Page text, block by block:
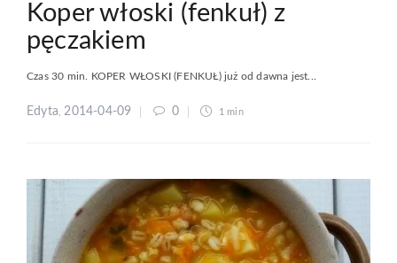
Koper włoski (fenkuł) z
pęczakiem
Czas 30 min. KOPER WŁOSKI (FENKUŁ) już od dawna jest...
Edyta,2014-04-09 0 1 min